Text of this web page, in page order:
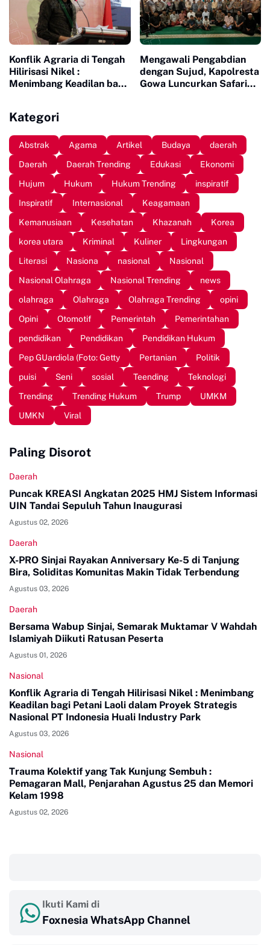
Konflik Agraria di Tengah
Hilirisasi Nikel :
Menimbang Keadilan bagi
Indonesia Huali Industry
Mengawali Pengabdian
dengan Sujud, Kapolresta
Gowa Luncurkan Safari
Kategori
Abstrak Agama Artikel Budaya
daerah
Daerah
Daerah Trending Edukasi
Ekonomi
Hujum
Hukum Hukum Trending
inspiratif
Inspiratif
Internasional
Keagamaan
Kemanusiaan
Kesehatan Khazanah
Korea
korea utara
Kriminal Kuliner
Lingkungan
Literasi
Nasiona nasional
Nasional
Nasional Olahraga
Nasional Trending
news
olahraga
Olahraga Olahraga Trending
opini
Opini
Otomotif Pemerintah
Pemerintahan
pendidikan
Pendidikan
Pendidikan Hukum
Pep GUardiola (Foto: Getty
Pertanian
Politik
puisi
Seni sosial Teending
Teknologi
Trending
Trending Hukum Trump
UMKM
UMKN
Viral
Paling Disorot
Daerah
Puncak KREASI Angkatan 2025 HMJ Sistem Informasi
UIN Tandai Sepuluh Tahun Inaugurasi
Agustus 02, 2026
Daerah
X-PRO Sinjai Rayakan Anniversary Ke-5 di Tanjung
Bira, Soliditas Komunitas Makin Tidak Terbendung
Agustus 03, 2026
Daerah
Bersama Wabup Sinjai, Semarak Muktamar V Wahdah
Islamiyah Diikuti Ratusan Peserta
Agustus 01, 2026
Nasional
Konflik Agraria di Tengah Hilirisasi Nikel : Menimbang
Keadilan bagi Petani Laoli dalam Proyek Strategis
Nasional PT Indonesia Huali Industry Park
Agustus 03, 2026
Nasional
Trauma Kolektif yang Tak Kunjung Sembuh :
Pemagaran Mall, Penjarahan Agustus 25 dan Memori
Kelam 1998
Agustus 02, 2026
Ikuti Kami di
Foxnesia WhatsApp Channel